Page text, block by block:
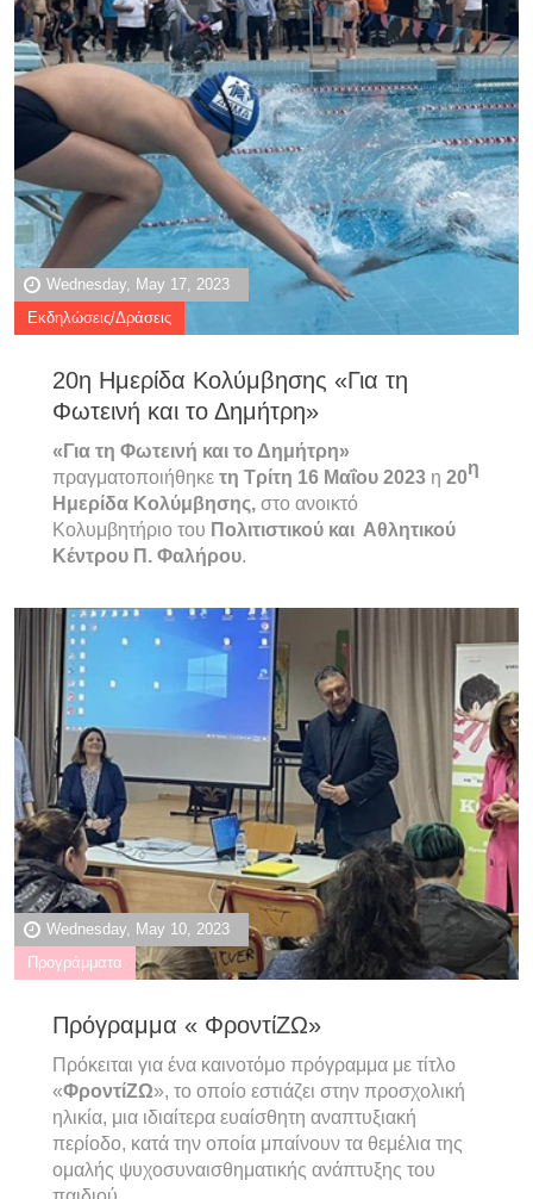
Wednesday, May 17, 2023
Εκδηλώσεις/Δράσεις
20η Ημερίδα Κολύμβησης «Για τη
Φωτεινή και το Δημήτρη»
«Για τη Φωτεινή και το Δημήτρη»
πραγματοποιήθηκε τη Τρίτη 16 Μαΐου 2023 η 20η
Ημερίδα Κολύμβησης, στο ανοικτό
Κολυμβητήριο του Πολιτιστικού και Αθλητικού
Κέντρου Π. Φαλήρου.
Wednesday, May 10, 2023
Προγράμματα
Πρόγραμμα « ΦροντίΖΩ»
Πρόκειται για ένα καινοτόμο πρόγραμμα με τίτλο
«ΦροντίΖΩ», το οποίο εστιάζει στην προσχολική
ηλικία, μια ιδιαίτερα ευαίσθητη αναπτυξιακή
περίοδο, κατά την οποία μπαίνουν τα θεμέλια της
ομαλής ψυχοσυναισθηματικής ανάπτυξης του